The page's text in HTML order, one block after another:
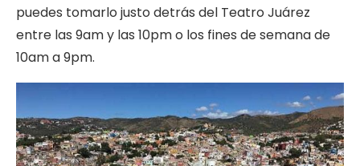
puedes tomarlo justo detrás del Teatro Juárez
entre las 9am y las 10pm o los fines de semana de
10am a 9pm.